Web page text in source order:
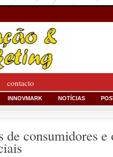
contacto
INNOVMARK NOTÍCIAS
consumidores e